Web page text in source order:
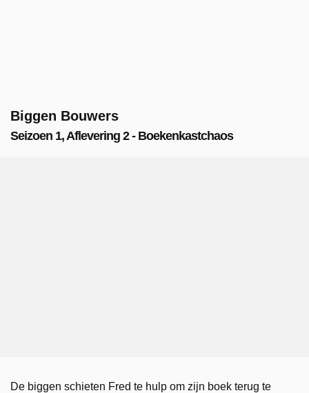
Biggen Bouwers
Seizoen 1, Aflevering 2 - Boekenkastchaos
De biggen schieten Fred te hulp om zijn boek terug te